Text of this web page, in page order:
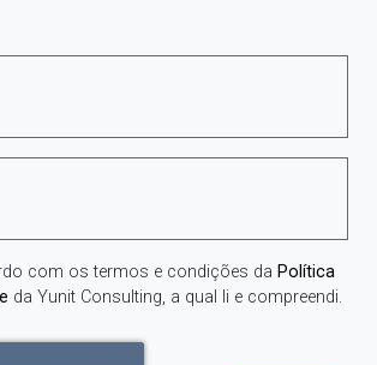
com os termos e condições daPolítica
da Yunit Consulting, a qual li e compreendi.